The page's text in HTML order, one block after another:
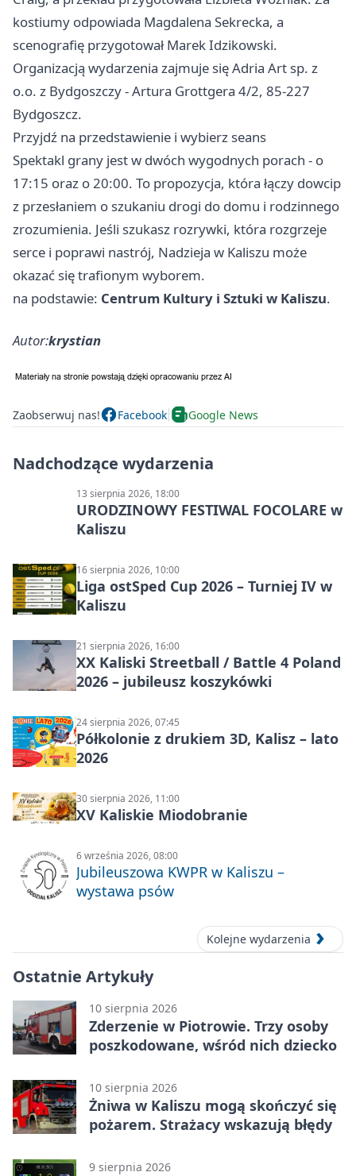
kostiumy odpowiada Magdalena Sekrecka, a
scenografię przygotował Marek Idzikowski.
Organizacją wydarzenia zajmuje się Adria Art sp. z
o.o. z Bydgoszczy - Artura Grottgera 4/2, 85-227
Bydgoszcz.
Przyjdź na przedstawienie i wybierz seans
Spektakl grany jest w dwóch wygodnych porach - o
17:15 oraz o 20:00. To propozycja, która łączy dowcip
z przesłaniem o szukaniu drogi do domu i rodzinnego
zrozumienia. Jeśli szukasz rozrywki, która rozgrzeje
serce i poprawi nastrój, Nadzieja w Kaliszu może
okazać się trafionym wyborem.
na podstawie: Centrum Kultury i Sztuki w Kaliszu.
Autor:krystian
Zaobserwuj nas! Facebook Google News
Nadchodzące wydarzenia
13 sierpnia 2026, 18:00
URODZINOWY FESTIWAL FOCOLARE w
Kaliszu
16 sierpnia 2026, 10:00
Liga ostSped Cup 2026 – Turniej IV w
Kaliszu
21 sierpnia 2026, 16:00
XX Kaliski Streetball / Battle 4 Poland
2026 – jubileusz koszykówki
24 sierpnia 2026, 07:45
Półkolonie z drukiem 3D, Kalisz – lato
2026
30 sierpnia 2026, 11:00
XV Kaliskie Miodobranie
6 września 2026, 08:00
Jubileuszowa KWPR w Kaliszu –
wystawa psów
Kolejne wydarzenia
Ostatnie Artykuły
10 sierpnia 2026
Zderzenie w Piotrowie. Trzy osoby
poszkodowane, wśród nich dziecko
10 sierpnia 2026
Żniwa w Kaliszu mogą skończyć się
pożarem. Strażacy wskazują błędy
9 sierpnia 2026